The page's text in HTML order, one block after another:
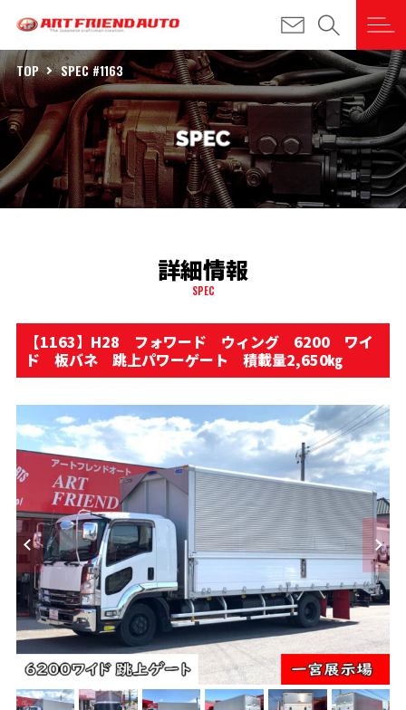
TOP SPEC #1163
詳細情報
SPEC
【1163】H28 フォワード ウィング 6200 ワイ
ド 板バネ 跳上パワーゲート 積載量2,650㎏